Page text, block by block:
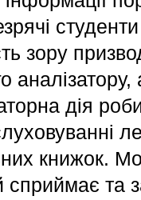
зору
дія
книжок.
сприймає та